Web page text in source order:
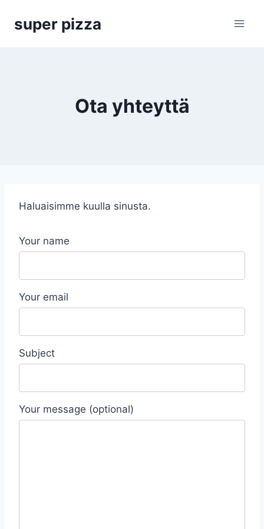
sisältöön
super pizza
Ota yhteyttä
Haluaisimme kuulla sinusta.
Your name
Your email
Subject
Your message (optional)